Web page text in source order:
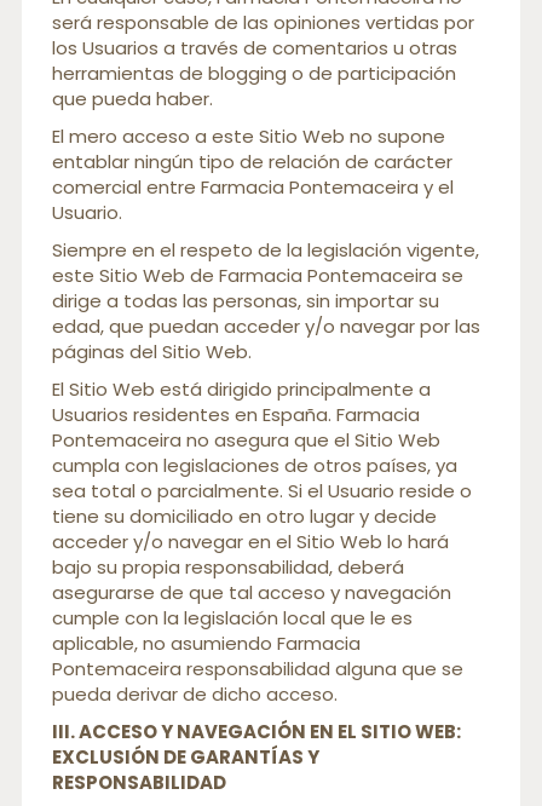
será responsable de las opiniones vertidas por
los Usuarios a través de comentarios u otras
herramientas de blogging o de participación
que pueda haber.
El mero acceso a este Sitio Web no supone
entablar ningún tipo de relación de carácter
comercial entre Farmacia Pontemaceira y el
Usuario.
Siempre en el respeto de la legislación vigente,
este Sitio Web de Farmacia Pontemaceira se
dirige a todas las personas, sin importar su
edad, que puedan acceder y/o navegar por las
páginas del Sitio Web.
El Sitio Web está dirigido principalmente a
Usuarios residentes en España. Farmacia
Pontemaceira no asegura que el Sitio Web
cumpla con legislaciones de otros países, ya
sea total o parcialmente. Si el Usuario reside o
tiene su domiciliado en otro lugar y decide
acceder y/o navegar en el Sitio Web lo hará
bajo su propia responsabilidad, deberá
asegurarse de que tal acceso y navegación
cumple con la legislación local que le es
aplicable, no asumiendo Farmacia
Pontemaceira responsabilidad alguna que se
pueda derivar de dicho acceso.
III. ACCESO Y NAVEGACIÓN EN EL SITIO WEB:
EXCLUSIÓN DE GARANTÍAS Y
RESPONSABILIDAD